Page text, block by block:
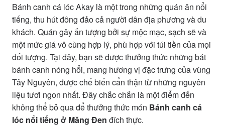
Bánh canh cá lóc Akay là một trong những quán ăn nổi
tiếng, thu hút đông đảo cả người dân địa phương và du
khách. Quán gây ấn tượng bởi sự mộc mạc, sạch sẽ và
một mức giá vô cùng hợp lý, phù hợp với túi tiền của mọi
đối tượng. Tại đây, bạn sẽ được thưởng thức những bát
bánh canh nóng hổi, mang hương vị đặc trưng của vùng
Tây Nguyên, được chế biến cẩn thận từ những nguyên
liệu tươi ngon nhất. Đây chắc chắn là một điểm đến
không thể bỏ qua để thưởng thức món Bánh canh cá
lóc nổi tiếng ở Măng Đen đích thực.